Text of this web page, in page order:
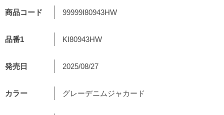
商品コード 99999I80943HW
品番1 KI80943HW
発売日 2025/08/27
カラー グレーデニムジャカード